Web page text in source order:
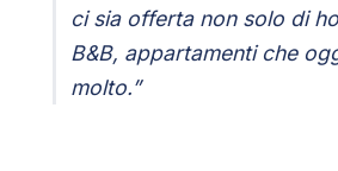
ci sia offerta non solo di
B&B, appartamenti che
molto.”